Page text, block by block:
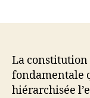
La constitution
fondamentale
hiérarchisée